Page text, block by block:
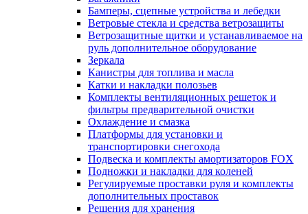
Бамперы, сцепные устройства и лебедки
Ветровые стекла и средства ветрозащиты
Ветрозащитные щитки и устанавливаемое на
руль дополнительное оборудование
Зеркала
Канистры для топлива и масла
Катки и накладки полозьев
Комплекты вентиляционных решеток и
фильтры предварительной очистки
Охлаждение и смазка
Платформы для установки и
транспортировки снегохода
Подвеска и комплекты амортизаторов FOX
Подножки и накладки для коленей
Регулируемые проставки руля и комплекты
дополнительных проставок
Решения для хранения